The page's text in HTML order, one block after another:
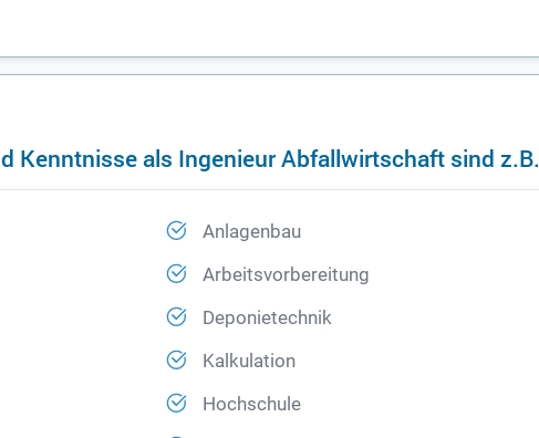
Kenntnisse als Ingenieur Abfallwirtschaft sind z.B.
Anlagenbau
Arbeitsvorbereitung
Deponietechnik
Kalkulation
Hochschule